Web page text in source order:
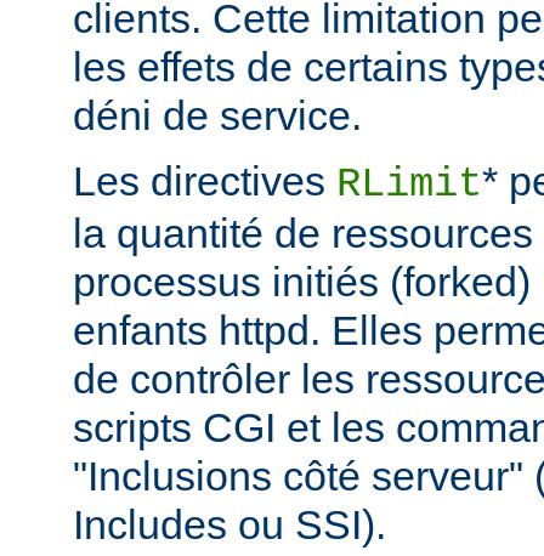
clients. Cette limitation
les effets de certains
déni de service.
Les directives RLimit*
la quantité de
processus initiés
enfants httpd. Elles
de contrôler les
scripts CGI et les
"Inclusions côté serveur"
Includes ou SSI).